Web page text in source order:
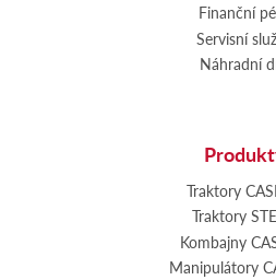
Finanční
Servisní
Náhradní
Traktory
Traktory
Kombajny
Manipulátory